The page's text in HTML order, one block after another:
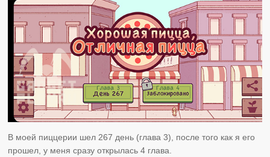
В моей пиццерии шел 267 день (глава 3), после того как я его
прошел, у меня сразу открылась 4 глава.